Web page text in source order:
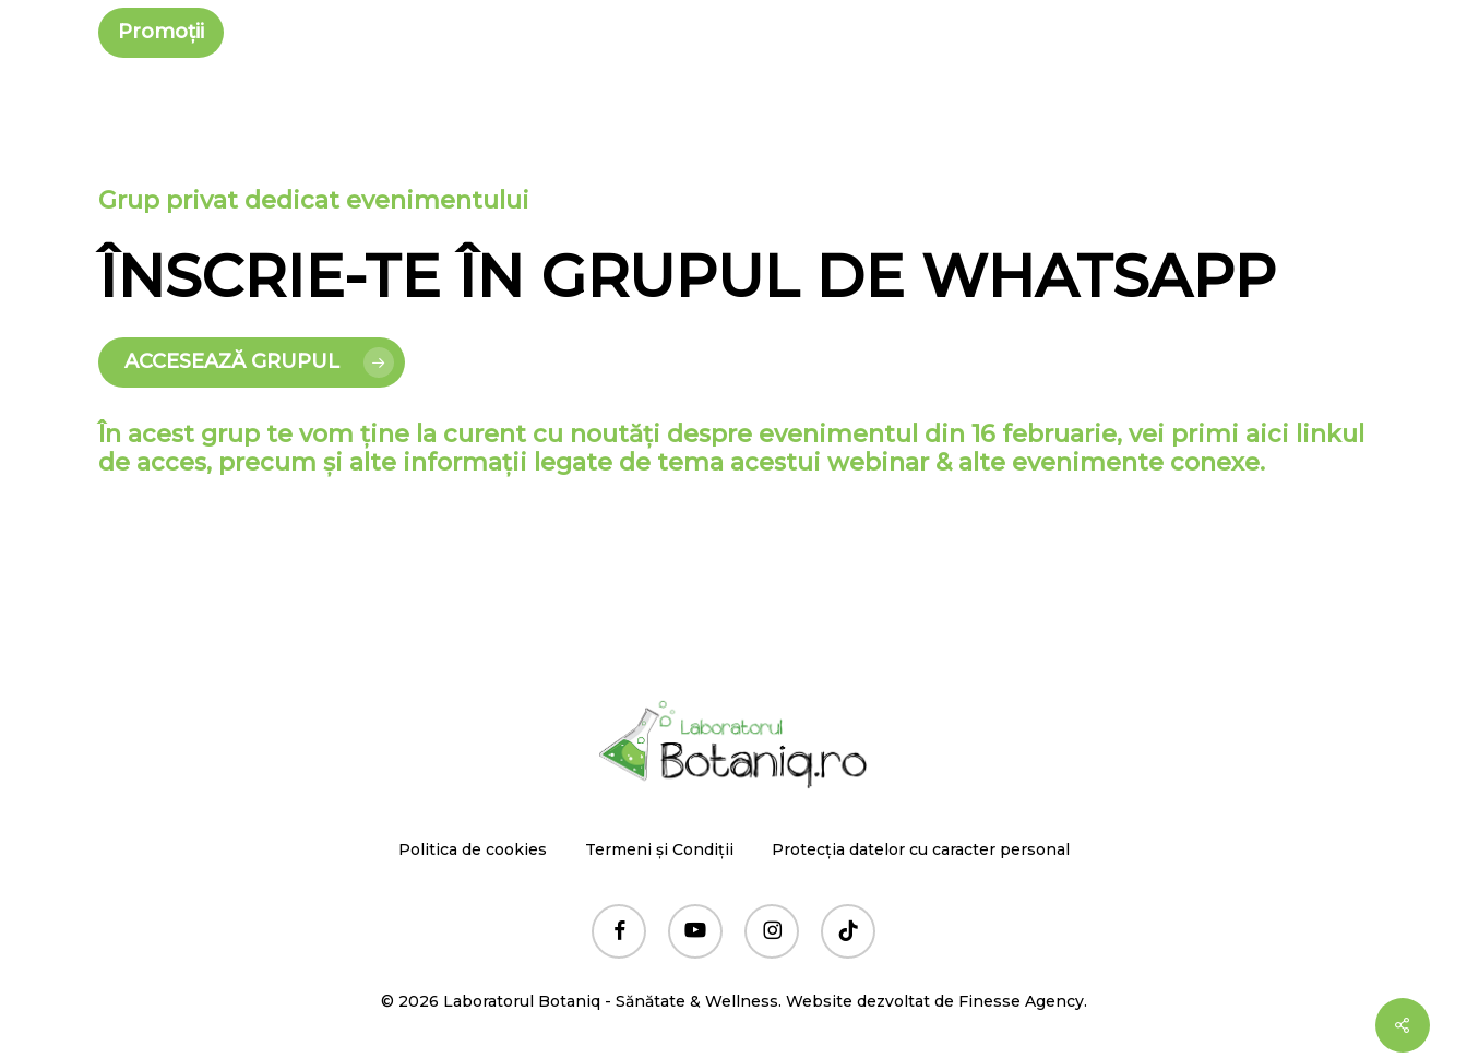
Promoții
Grup privat dedicat evenimentului
ÎNSCRIE-TE ÎN GRUPUL DE WHATSAPP
ACCESEAZĂ GRUPUL
În acest grup te vom ține la curent cu noutăți despre evenimentul din 16 februarie, vei primi aici linkul
de acces, precum și alte informații legate de tema acestui webinar & alte evenimente conexe.
Politica de cookies Termeni și Condiții Protecția datelor cu caracter personal
facebook youtube instagram tiktok
© 2026 Laboratorul Botaniq - Sănătate & Wellness. Website dezvoltat de Finesse Agency.